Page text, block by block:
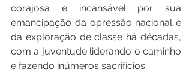
corajosa e incansável por sua
emancipação da opressão nacional e
da exploração de classe há décadas,
com a juventude liderando o caminho
e fazendo inúmeros sacrifícios.